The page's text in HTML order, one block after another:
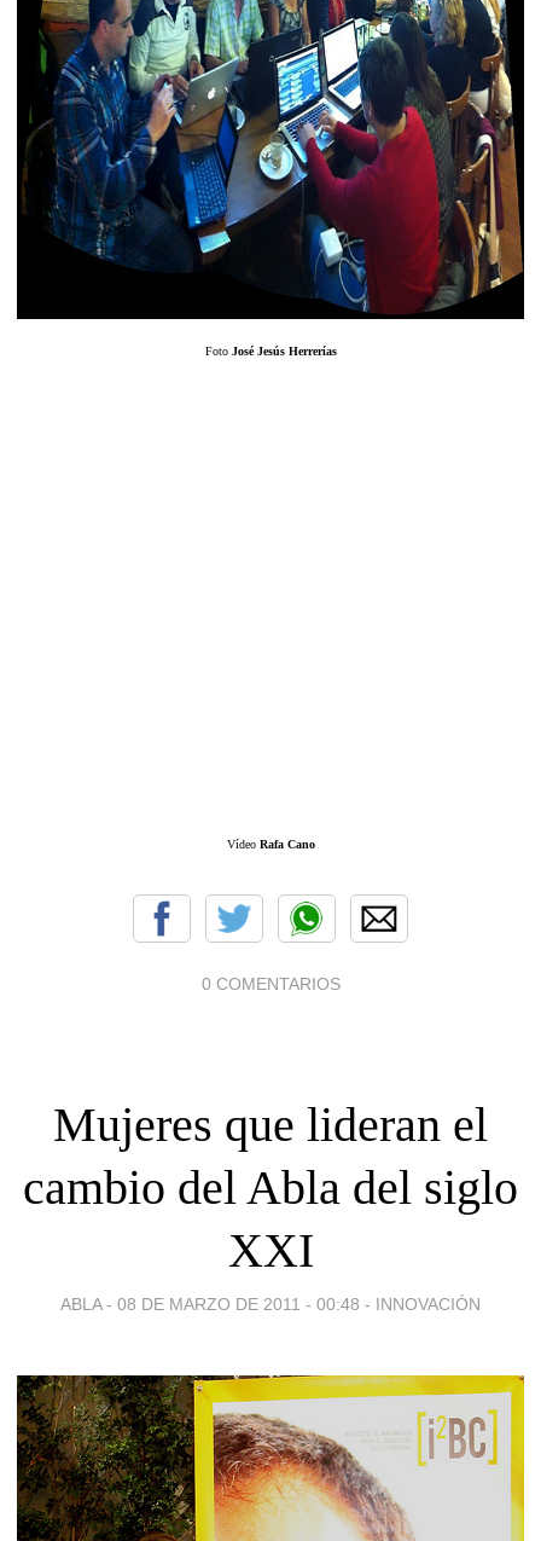
Foto José Jesús Herrerías
VídeoRafa Cano
0 COMENTARIOS
Mujeres que lideran el
cambio del Abla del siglo
XXI
ABLA - 08 DE MARZO DE 2011 - 00:48 - INNOVACIÓN